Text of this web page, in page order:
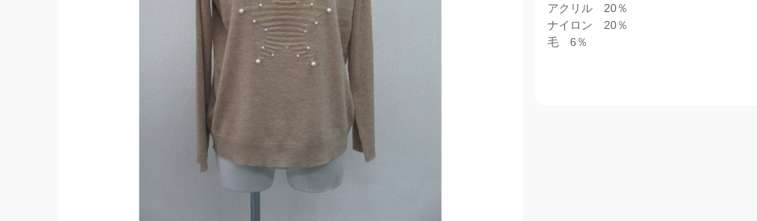
アクリル 20％
ナイロン 20％
毛 6％